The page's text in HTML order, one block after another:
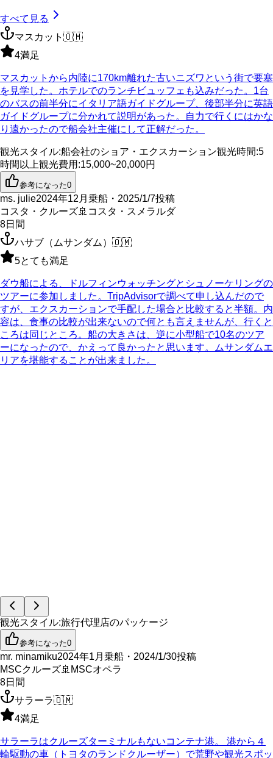
すべて見る
マスカット 🇴🇲
4満足
マスカットから内陸に170km離れた古いニズワという街で要塞
を見学した。ホテルでのランチビュッフェも込みだった。1台
のバスの前半分にイタリア語ガイドグループ、後部半分に英語
ガイドグループに分かれて説明があった。自力で行くにはかな
り遠かったので船会社主催にして正解だった。
観光スタイル:船会社のショア・エクスカーション観光時間:5
時間以上観光費用 :15,000~20,000円
参考になった0
ms. julie2024年12月乗船・2025/1/7投稿
コスタ・クルーズ🚢 コスタ・スメラルダ
8日間
ハサブ（ムサンダム） 🇴🇲
5とても満足
ダウ船による、ドルフィンウォッチングとシュノーケリングの
ツアーに参加しました。TripAdvisorで調べて申し込んだので
すが、エクスカーションで手配した場合と比較すると半額。内
容は、食事の比較が出来ないので何とも言えませんが、行くと
ころは同じところ。船の大きさは、逆に小型船で10名のツア
ーになったので、かえって良かったと思います。ムサンダムエ
リアを堪能することが出来ました。
観光スタイル:旅行代理店のパッケージ
参考になった0
mr. minamiku2024年1月乗船・2024/1/30投稿
MSCクルーズ🚢 MSCオペラ
8日間
サラーラ🇴🇲
4満足
サラーラはクルーズターミナルもないコンテナ港。 港から４
輪駆動の車（トヨタのランドクルーザー）で荒野や観光スポッ